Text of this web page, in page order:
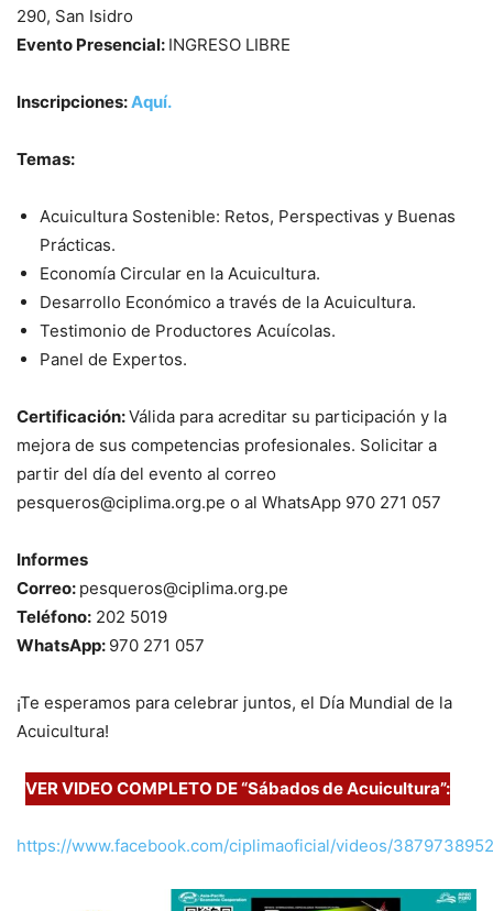
290, San Isidro
Evento Presencial: INGRESO LIBRE
Inscripciones:Aquí.
Temas:
Acuicultura Sostenible: Retos, Perspectivas y Buenas
Prácticas.
Economía Circular en la Acuicultura.
Desarrollo Económico a través de la Acuicultura.
Testimonio de Productores Acuícolas.
Panel de Expertos.
Certificación:Válida para acreditar su participación y la
mejora de sus competencias profesionales. Solicitar a
partir del día del evento al correo
pesqueros@ciplima.org.pe o al WhatsApp 970 271 057
Informes
Correo: pesqueros@ciplima.org.pe
Teléfono: 202 5019
WhatsApp: 970 271 057
¡Te esperamos para celebrar juntos, el Día Mundial de la
Acuicultura!
VER VIDEO COMPLETO DE “Sábados de Acuicultura”:
https://www.facebook.com/ciplimaoficial/videos/